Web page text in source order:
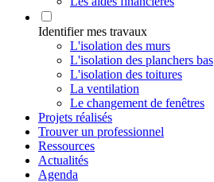
Identifier mes travaux
L'isolation des murs
L'isolation des planchers bas
L'isolation des toitures
La ventilation
Le changement de fenêtres
Projets réalisés
Trouver un professionnel
Ressources
Actualités
Agenda